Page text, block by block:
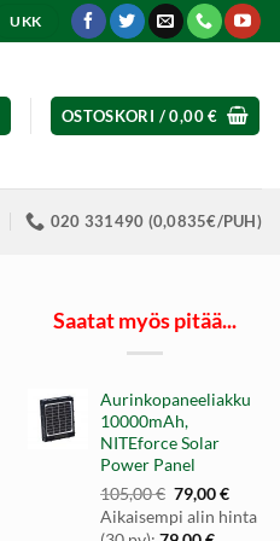
UKK
OSTOSKORI /0,00€
020 331490 (0,0835€/PUH)
Saatat myös pitää...
Aurinkopaneeliakku
10000mAh,
NITEforce Solar
Power Panel
105,00€ Alkuperäinen
hinta
79,00€
hinta
Aikaisempi alin hinta